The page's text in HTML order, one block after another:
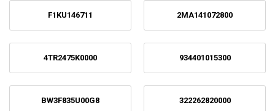
F1KU146711 2MA141072800
4TR2475K0000 934401015300
BW3F835U00G8 322262820000